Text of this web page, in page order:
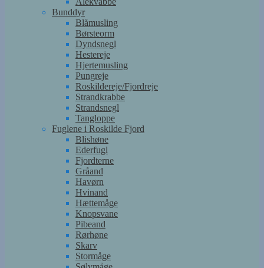
Bunddyr
Blåmusling
Børsteorm
Dyndsnegl
Hestereje
Hjertemusling
Pungreje
Roskildereje/Fjordreje
Strandkrabbe
Strandsnegl
Tangloppe
Fuglene i Roskilde Fjord
Blishøne
Ederfugl
Fjordterne
Gråand
Havørn
Hvinand
Hættemåge
Knopsvane
Pibeand
Rørhøne
Skarv
Stormåge